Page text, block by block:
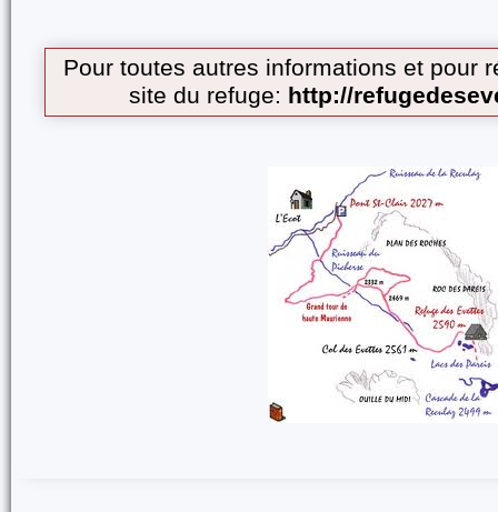
Pour toutes autres informations et pour
site du refuge: http://